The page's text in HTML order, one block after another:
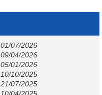
01/07/2026
09/04/2026
05/01/2026
10/10/2025
21/07/2025